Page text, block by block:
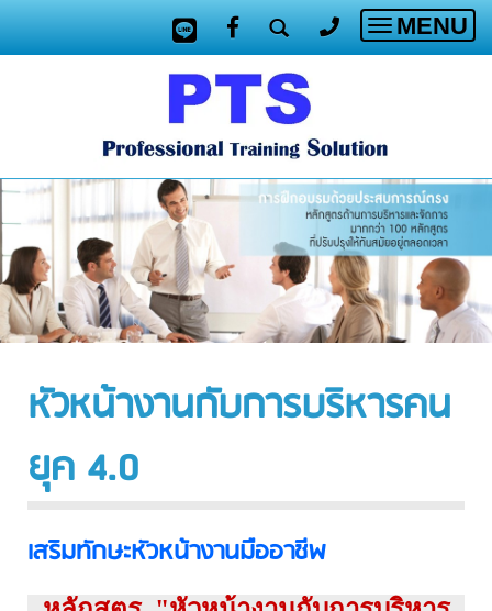
Toggle
MENU
หัวหน้างานกับการบริหารคน
ยุค 4.0
เสริมทักษะหัวหน้างานมืออาชีพ